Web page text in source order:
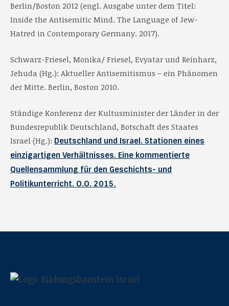
Berlin/Boston 2012 (engl. Ausgabe unter dem Titel:
Inside the Antisemitic Mind. The Language of Jew-
Hatred in Contemporary Germany. 2017).
Schwarz-Friesel, Monika/ Friesel, Evyatar und Reinharz,
Jehuda (Hg.): Aktueller Antisemitismus – ein Phänomen
der Mitte. Berlin, Boston 2010.
Ständige Konferenz der Kultusminister der Länder in der
Bundesrepublik Deutschland, Botschaft des Staates
Israel (Hg.): Deutschland und Israel. Stationen eines
einzigartigen Verhältnisses. Eine kommentierte
Quellensammlung für den Geschichts- und
Politikunterricht. O.O. 2015.